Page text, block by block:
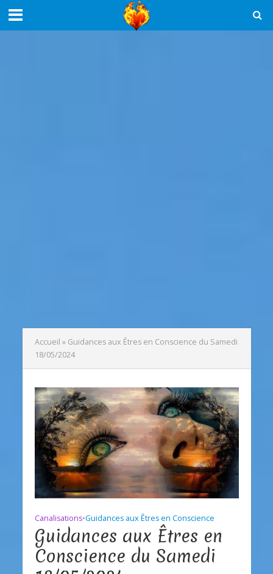
Accueil » Guidances aux Êtres en Conscience du Samedi
18/05/2024
Canalisations•Guidances aux Êtres en Conscience
Guidances aux Êtres en
Conscience du Samedi